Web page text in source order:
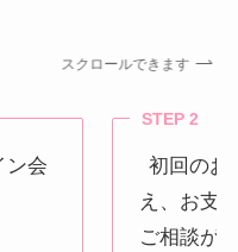
スクロールできます
ン会
STEP 2 ご
初回のお
え、お支
ご相談が